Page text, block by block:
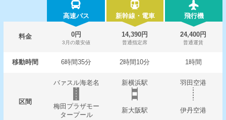
高速バス 新幹線・電車 飛行機
料金 0円
3月の最安値
14,390円
普通指定席
24,400円
普通運賃
移動時間 6時間35分 2時間10分 1時間
区間
バァスル海老名 新横浜駅 羽田空港
梅田プラザモー
タープール
新大阪駅 伊丹空港